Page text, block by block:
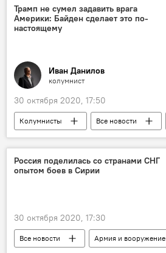
рецепт
польза
тыква
овощи и фрукты
Трамп не сумел задавить врага
Америки: Байден сделает это по-
настоящему
Иван Данилов
колумнист
30 октября 2020, 17:50
Колумнисты Все новости
выборы
Дональд Трамп
Россия поделилась со странами СНГ
опытом боев в Сирии
30 октября 2020, 17:30
Все новости
Армия и вооружение